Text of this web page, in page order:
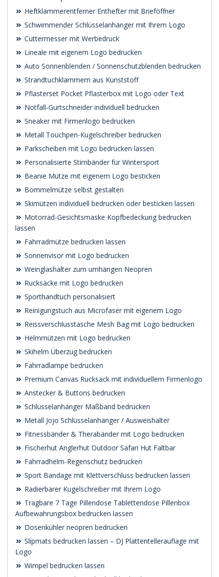
Heftklammerentferner Enthefter mit Brieföffner
Schwimmender Schlüsselanhänger mit Ihrem Logo
Cuttermesser mit Werbedruck
Lineale mit eigenem Logo bedrucken
Auto Sonnenblenden / Sonnenschutzblenden bedrucken
Strandtuchklammern aus Kunststoff
Pflasterset Pocket Pflasterbox mit Logo oder Text
Notfall‑Gurtschneider individuell bedrucken
Sneaker mit Firmenlogo bedrucken
Metall Touchpen-Kugelschreiber bedrucken
Parkscheiben mit Logo bedrucken lassen
Personalisierte Stirnbänder für Wintersport
Beanie Mütze mit eigenem Logo besticken
Bommelmütze selbst gestalten
Skimützen individuell bedrucken oder besticken lassen
Motorrad-Gesichtsmaske Kopfbedeckung bedrucken
lassen
Fahrradmütze bedrucken lassen
Sonnenvisor mit Logo bedrucken
Weinglashalter zum umhängen Neopren
Rucksäcke mit Logo bedrucken
Sporthandtuch personalisiert
Reinigungstuch aus Microfaser mit eigenem Logo
Reissverschlusstasche Mesh Bag mit Logo bedrucken
Helmmützen mit Logo bedrucken
Skihelm Überzug bedrucken
Fahrradlampe bedrucken
Premium Canvas Rucksack mit individuellem Firmenlogo
Anstecker & Buttons bedrucken
Schlüsselanhänger Maßband bedrucken
Metall Jojo Schlüsselanhänger / Ausweishalter
Fitnessbänder & Therabänder mit Logo bedrucken
Fischerhut Anglerhut Outdoor Safari Hut Faltbar
Fahrradhelm-Regenschutz bedrucken
Sport Bandage mit Klettverschluss bedrucken lassen
Radierbarer Kugelschreiber mit Ihrem Logo
Tragbare 7 Tage Pillendose Tablettendose Pillenbox
Aufbewahrungsbox bedrucken lassen
Dosenkühler neopren bedrucken
Slipmats bedrucken lassen – DJ Plattentellerauflage mit
Logo
Wimpel bedrucken lassen